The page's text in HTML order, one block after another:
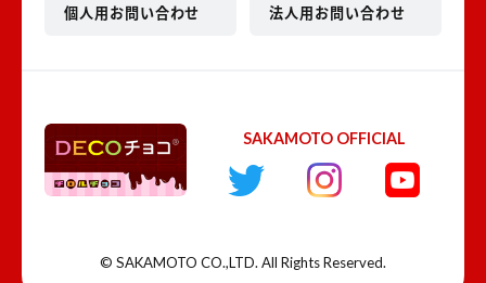
個人用お問い合わせ 法人用お問い合わせ
SAKAMOTO OFFICIAL
© SAKAMOTO CO.,LTD. All Rights Reserved.